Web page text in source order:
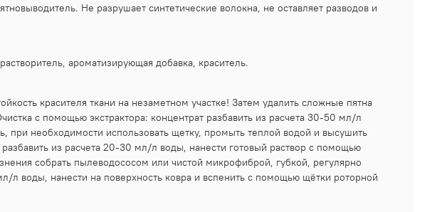
Не разрушает синтетические волокна, не оставляет разводов и
ароматизирующая добавка, краситель.
красителя ткани на незаметном участке! Затем удалить сложные пятна
с помощью экстрактора: концентрат разбавить из расчета 30-50 мл/л
при необходимости использовать щетку, промыть теплой водой и высушить
из расчета 20-30 мл/л воды, нанести готовый раствор с помощью
собрать пылеводососом или чистой микрофиброй, губкой, регулярно
л воды, нанести на поверхность ковра и вспенить с помощью щётки роторной